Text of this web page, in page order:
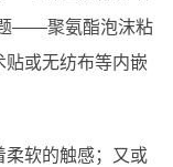
题——聚氨酯泡沫粘
贴或无纺布等内嵌
柔软的触感；又或